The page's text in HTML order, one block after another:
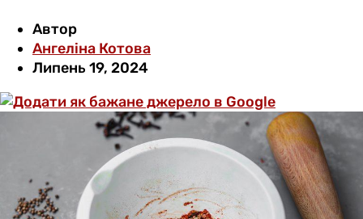
Автор
Ангеліна Котова
Липень 19, 2024